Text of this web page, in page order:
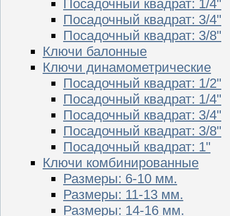
Посадочный квадрат: 1/4"
Посадочный квадрат: 3/4"
Посадочный квадрат: 3/8"
Ключи балонные
Ключи динамометрические
Посадочный квадрат: 1/2"
Посадочный квадрат: 1/4"
Посадочный квадрат: 3/4"
Посадочный квадрат: 3/8"
Посадочный квадрат: 1"
Ключи комбинированные
Размеры: 6-10 мм.
Размеры: 11-13 мм.
Размеры: 14-16 мм.